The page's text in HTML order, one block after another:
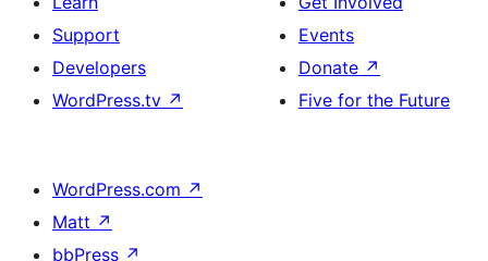
Support
Developers
WordPress.tv ↗
Events
Donate ↗
Five for the Future
WordPress.com ↗
Matt ↗
bbPress ↗